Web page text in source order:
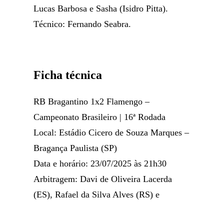
Lucas Barbosa e Sasha (Isidro Pitta).
Técnico: Fernando Seabra.
Ficha técnica
RB Bragantino 1x2 Flamengo –
Campeonato Brasileiro | 16ª Rodada
Local: Estádio Cicero de Souza Marques –
Bragança Paulista (SP)
Data e horário: 23/07/2025 às 21h30
Arbitragem: Davi de Oliveira Lacerda
(ES), Rafael da Silva Alves (RS) e